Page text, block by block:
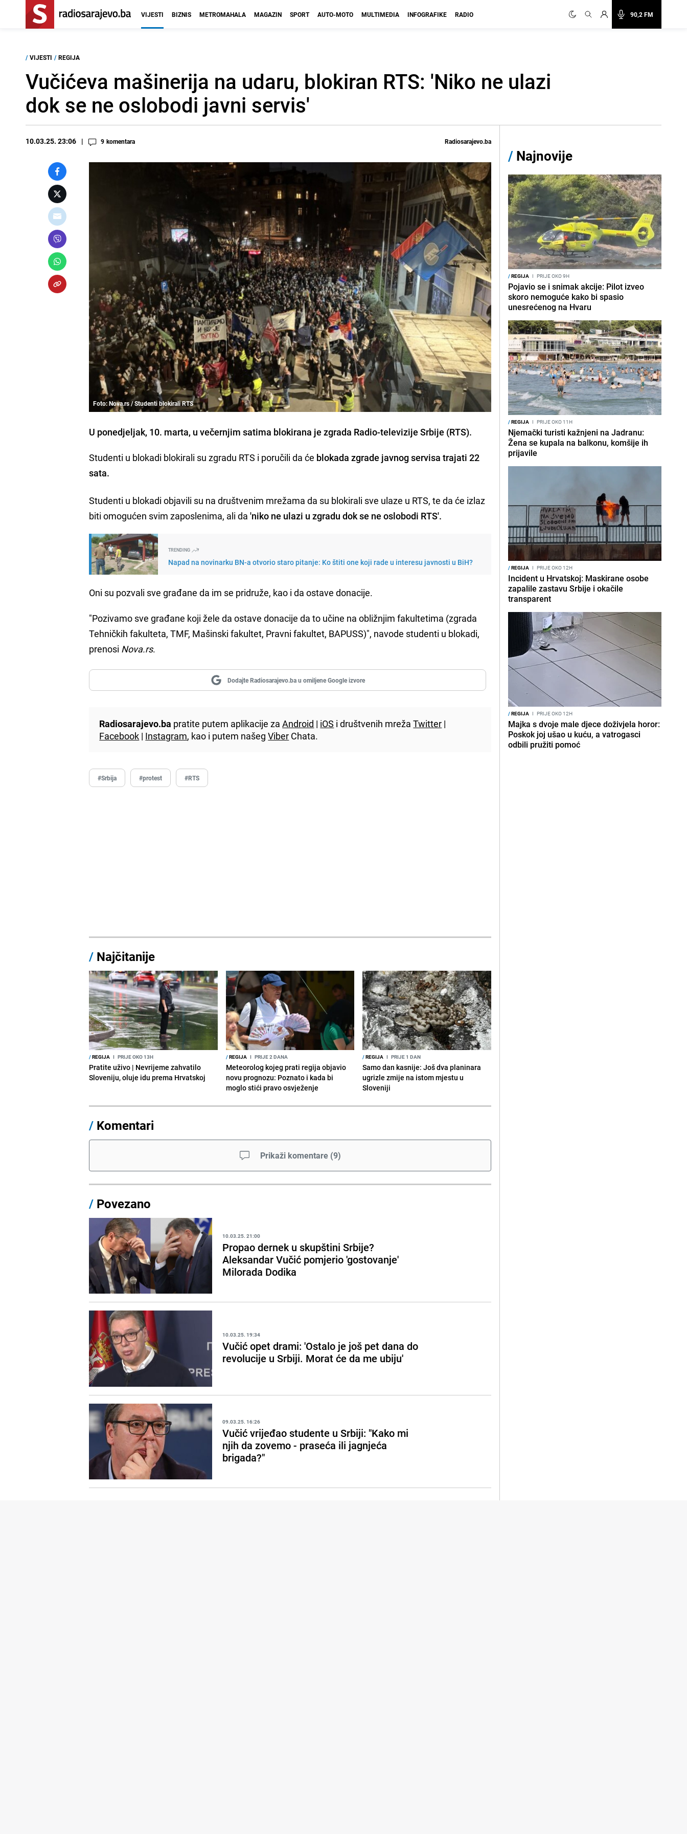
90,2 FM
VIJESTI BIZNIS METROMAHALA MAGAZIN SPORT AUTO-MOTO MULTIMEDIA INFOGRAFIKE RADIO
/ VIJESTI / REGIJA
Vučićeva mašinerija na udaru, blokiran RTS: 'Niko ne ulazi
dok se ne oslobodi javni servis'
10.03.25. 23:06 9 komentara Radiosarajevo.ba
Foto: Nova.rs / Studenti blokirali RTS
U ponedjeljak, 10. marta, u večernjim satima blokirana je zgrada Radio-televizije Srbije (RTS).
Studenti u blokadi blokirali su zgradu RTS i poručili da će blokada zgrade javnog servisa trajati 22
sata.
Studenti u blokadi objavili su na društvenim mrežama da su blokirali sve ulaze u RTS, te da će izlaz
biti omogućen svim zaposlenima, ali da 'niko ne ulazi u zgradu dok se ne oslobodi RTS'.
TRENDING
Napad na novinarku BN-a otvorio staro pitanje: Ko štiti one koji rade u interesu javnosti u BiH?
Oni su pozvali sve građane da im se pridruže, kao i da ostave donacije.
"Pozivamo sve građane koji žele da ostave donacije da to učine na obližnjim fakultetima (zgrada
Tehničkih fakulteta, TMF, Mašinski fakultet, Pravni fakultet, BAPUSS)", navode studenti u blokadi,
prenosi Nova.rs.
Dodajte Radiosarajevo.ba u omiljene Google izvore
Radiosarajevo.ba pratite putem aplikacije zaAndroid | iOS i društvenih mrežaTwitter |
Facebook | Instagram, kao i putem našegViber Chata.
#Srbija #protest #RTS
/ Najčitanije
/REGIJA I PRIJE OKO 13H
Pratite uživo | Nevrijeme zahvatilo
Sloveniju, oluje idu prema Hrvatskoj
/REGIJA I PRIJE 2 DANA
Meteorolog kojeg prati regija objavio
novu prognozu: Poznato i kada bi
moglo stići pravo osvježenje
/REGIJA I PRIJE 1 DAN
Samo dan kasnije: Još dva planinara
ugrizle zmije na istom mjestu u
Sloveniji
/ Komentari
Prikaži komentare (9)
/ Povezano
10.03.25. 21:00
Propao dernek u skupštini Srbije?
Aleksandar Vučić pomjerio 'gostovanje'
Milorada Dodika
10.03.25. 19:34
Vučić opet drami: 'Ostalo je još pet dana do
revolucije u Srbiji. Morat će da me ubiju'
09.03.25. 16:26
Vučić vrijeđao studente u Srbiji: "Kako mi
njih da zovemo - praseća ili jagnjeća
brigada?"
/ Najnovije
/REGIJA I PRIJE OKO 9H
Pojavio se i snimak akcije: Pilot izveo
skoro nemoguće kako bi spasio
unesrećenog na Hvaru
/REGIJA I PRIJE OKO 11H
Njemački turisti kažnjeni na Jadranu:
Žena se kupala na balkonu, komšije ih
prijavile
/REGIJA I PRIJE OKO 12H
Incident u Hrvatskoj: Maskirane osobe
zapalile zastavu Srbije i okačile
transparent
/REGIJA I PRIJE OKO 12H
Majka s dvoje male djece doživjela horor:
Poskok joj ušao u kuću, a vatrogasci
odbili pružiti pomoć